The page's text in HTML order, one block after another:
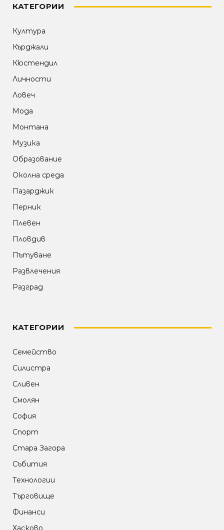
КАТЕГОРИИ
Култура
Кърджали
Кюстендил
Личности
Ловеч
Мода
Монтана
Музика
Образование
Околна среда
Пазарджик
Перник
Плевен
Пловдив
Пътуване
Развлечения
Разград
КАТЕГОРИИ
Семейство
Силистра
Сливен
Смолян
София
Спорт
Стара Загора
Събития
Технологии
Търговище
Финанси
Хасково